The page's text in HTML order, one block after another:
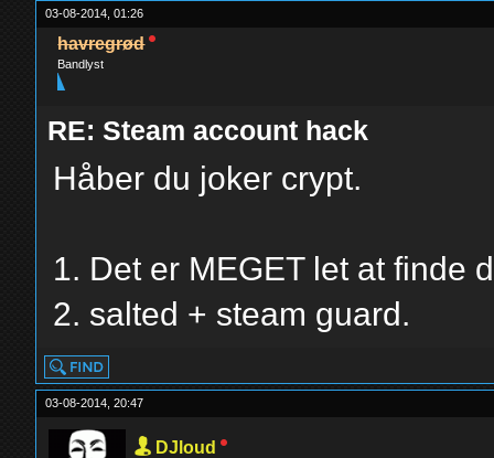
03-08-2014, 01:26
havregrød
Bandlyst
RE: Steam account hack
Håber du joker crypt.
1. Det er MEGET let at finde
2. salted + steam guard.
03-08-2014, 20:47
DJloud